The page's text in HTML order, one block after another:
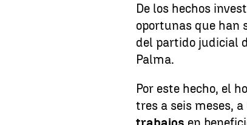
De los hechos
oportunas que han
del partido judicial
Palma.
Por este hecho, el
tres a seis meses,